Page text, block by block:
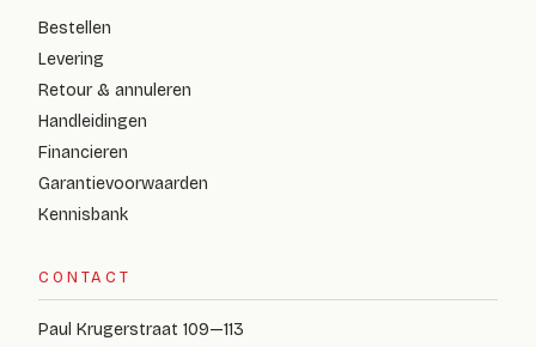
Bestellen
Levering
Retour & annuleren
Handleidingen
Financieren
Garantievoorwaarden
Kennisbank
CONTACT
Paul Krugerstraat 109—113